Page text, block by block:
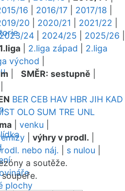
plochy
16 2016/17 2017/18
20 2020/21 2021/22
24 2024/25 2025/26
1.liga 2.liga západ
2.liga
východ
SMĚR: sestupně
BER CEB HAV HBR JIH KAD
OLO SUM TRE UNL
venku
výhry v prodl.
nebo náj. s nulou
a soutěže.